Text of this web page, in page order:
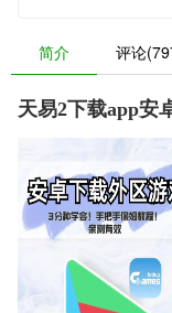
简介 评论
天易2下载app安